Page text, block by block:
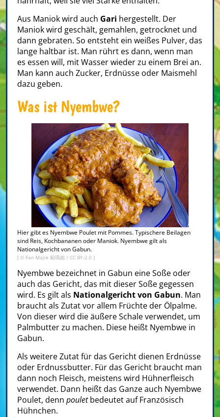
Aus Maniok wird auch Gari hergestellt. Der
Maniok wird geschält, gemahlen, getrocknet und
dann gebraten. So entsteht ein weißes Pulver, das
lange haltbar ist. Man rührt es dann, wenn man
es essen will, mit Wasser wieder zu einem Brei an.
Man kann auch Zucker, Erdnüsse oder Maismehl
dazu geben.
Was ist Nyembwe?
Hier gibt es Nyembwe Poulet mit Pommes. Typischere Beilagen
sind Reis, Kochbananen oder Maniok. Nyembwe gilt als
Nationalgericht von Gabun.
[ © Fan Majie 範瑪姐 / CC BY-2.0 ]
Nyembwe bezeichnet in Gabun eine Soße oder
auch das Gericht, das mit dieser Soße gegessen
wird. Es gilt als Nationalgericht von Gabun. Man
braucht als Zutat vor allem Früchte der Ölpalme.
Von dieser wird die äußere Schale verwendet, um
Palmbutter zu machen. Diese heißt Nyembwe in
Gabun.
Als weitere Zutat für das Gericht dienen Erdnüsse
oder Erdnussbutter. Für das Gericht braucht man
dann noch Fleisch, meistens wird Hühnerfleisch
verwendet. Dann heißt das Ganze auch Nyembwe
Poulet, denn pouletbedeutet auf Französisch
Hühnchen.